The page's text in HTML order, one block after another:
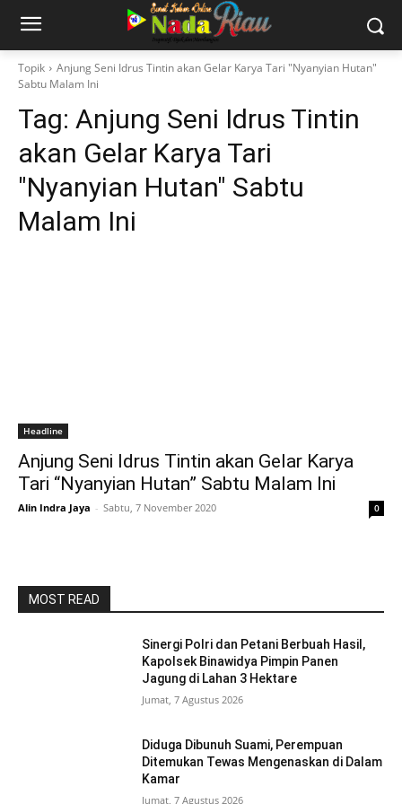
Topik
Anjung Seni Idrus Tintin akan Gelar Karya Tari "Nyanyian Hutan"
Sabtu Malam Ini
Tag: Anjung Seni Idrus Tintin
akan Gelar Karya Tari
"Nyanyian Hutan" Sabtu
Malam Ini
Headline
Anjung Seni Idrus Tintin akan Gelar Karya
Tari “Nyanyian Hutan” Sabtu Malam Ini
Alin Indra Jaya - Sabtu, 7 November 2020 0
MOST READ
Sinergi Polri dan Petani Berbuah Hasil,
Kapolsek Binawidya Pimpin Panen
Jagung di Lahan 3 Hektare
Jumat, 7 Agustus 2026
Diduga Dibunuh Suami, Perempuan
Ditemukan Tewas Mengenaskan di Dalam
Kamar
Jumat, 7 Agustus 2026